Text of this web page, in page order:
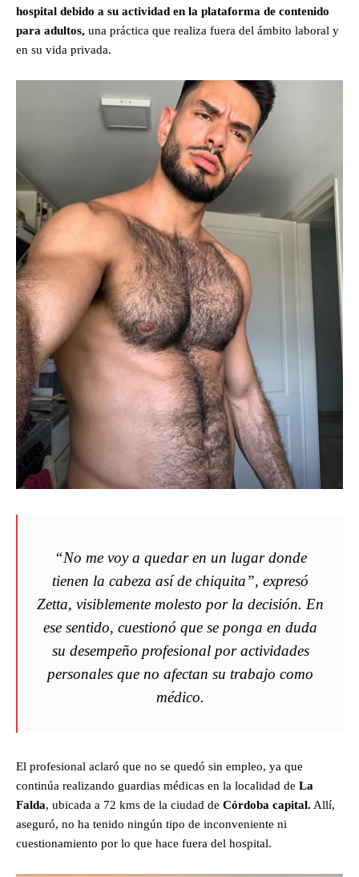
hospital debido a su actividad en la plataforma de contenido
para adultos, una práctica que realiza fuera del ámbito laboral y
en su vida privada.
“No me voy a quedar en un lugar donde
tienen la cabeza así de chiquita”, expresó
Zetta, visiblemente molesto por la decisión. En
ese sentido, cuestionó que se ponga en duda
su desempeño profesional por actividades
personales que no afectan su trabajo como
médico.
El profesional aclaró que no se quedó sin empleo, ya que
continúa realizando guardias médicas en la localidad de La
Falda, ubicada a 72 kms de la ciudad de Córdoba capital. Allí,
aseguró, no ha tenido ningún tipo de inconveniente ni
cuestionamiento por lo que hace fuera del hospital.